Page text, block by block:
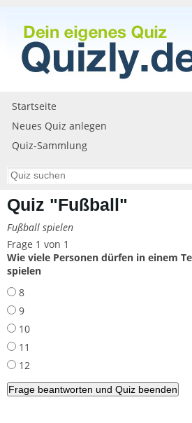
Startseite
Neues Quiz anlegen
Quiz-Sammlung
Quiz "Fußball"
Fußball spielen
Frage 1 von 1
Wie viele Personen dürfen in einem
spielen
8
9
10
11
12